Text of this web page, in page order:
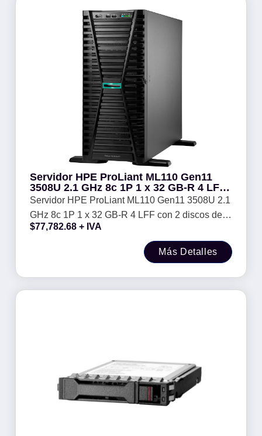
Servidor HPE ProLiant ML110 Gen11
3508U 2.1 GHz 8c 1P 1 x 32 GB-R 4 LFF
con 2 discos de 4 TB HDD -
Servidor HPE ProLiant ML110 Gen11 3508U 2.1
GHz 8c 1P 1 x 32 GB-R 4 LFF con 2 discos de 4
TB HDD -
$77,782.68 + IVA
Más Detalles